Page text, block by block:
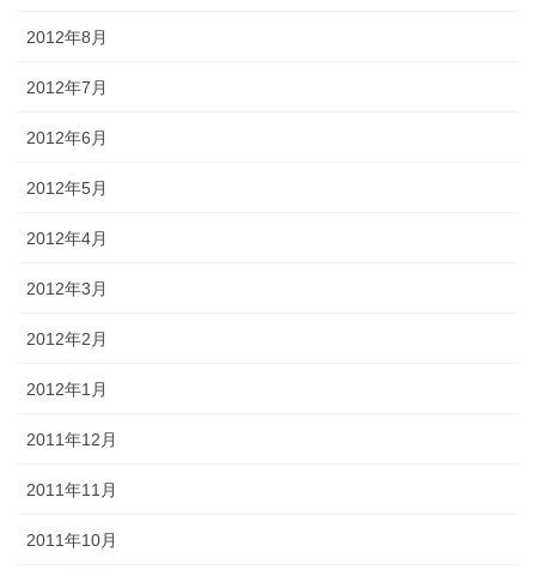
2012年8月
2012年7月
2012年6月
2012年5月
2012年4月
2012年3月
2012年2月
2012年1月
2011年12月
2011年11月
2011年10月